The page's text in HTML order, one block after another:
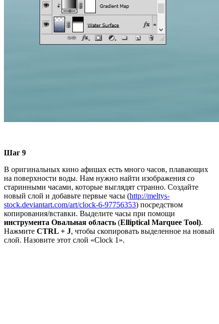
Шаг 9
В оригинальных кино афишах есть много часов, плавающих
на поверхности воды. Нам нужно найти изображения со
старинными часами, которые выглядят странно. Создайте
новый слой и добавьте первые часы (http://meltys-
stock.deviantart.com/art/clock-6-97756353) посредством
копирования/вставки. Выделите часы при помощи
инструмента Овальная область (Elliptical Marquee Tool).
Нажмите CTRL + J, чтобы скопировать выделенное на новый
слой. Назовите этот слой «Clock 1».